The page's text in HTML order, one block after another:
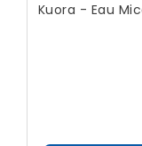
Kuora - Eau